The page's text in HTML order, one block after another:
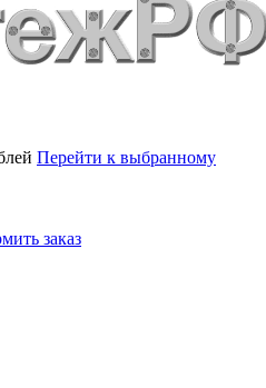
Перейти к выбранному
заказ